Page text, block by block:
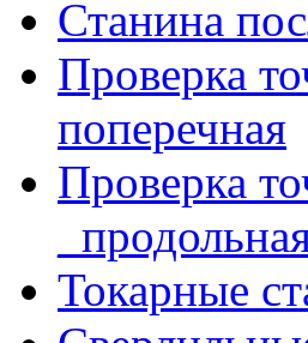
Станина
Проверка
поперечная
Проверка
Токарные